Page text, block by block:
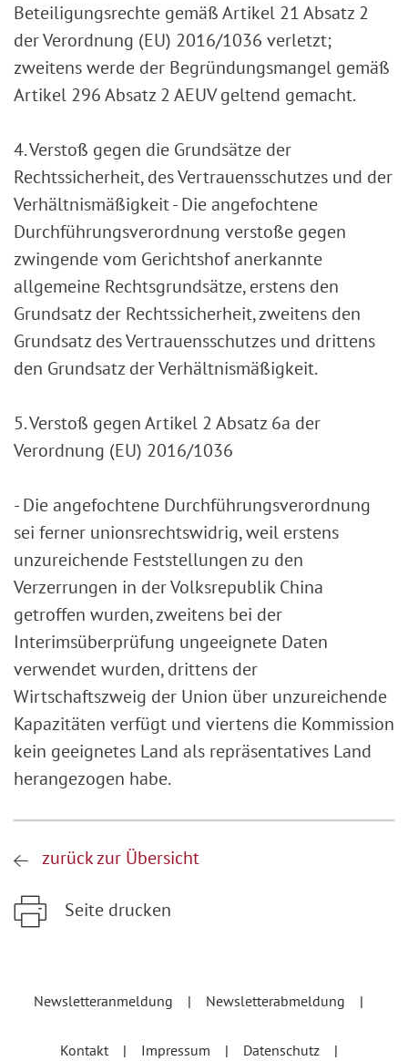
Beteiligungsrechte gemäß Artikel 21 Absatz 2
der Verordnung (EU) 2016/1036 verletzt;
zweitens werde der Begründungsmangel gemäß
Artikel 296 Absatz 2 AEUV geltend gemacht.
4. Verstoß gegen die Grundsätze der
Rechtssicherheit, des Vertrauensschutzes und der
Verhältnismäßigkeit - Die angefochtene
Durchführungsverordnung verstoße gegen
zwingende vom Gerichtshof anerkannte
allgemeine Rechtsgrundsätze, erstens den
Grundsatz der Rechtssicherheit, zweitens den
Grundsatz des Vertrauensschutzes und drittens
den Grundsatz der Verhältnismäßigkeit.
5. Verstoß gegen Artikel 2 Absatz 6a der
Verordnung (EU) 2016/1036
- Die angefochtene Durchführungsverordnung
sei ferner unionsrechtswidrig, weil erstens
unzureichende Feststellungen zu den
Verzerrungen in der Volksrepublik China
getroffen wurden, zweitens bei der
Interimsüberprüfung ungeeignete Daten
verwendet wurden, drittens der
Wirtschaftszweig der Union über unzureichende
Kapazitäten verfügt und viertens die Kommission
kein geeignetes Land als repräsentatives Land
herangezogen habe.
zurück zur Übersicht
Seite drucken
Newsletteranmeldung
Newsletterabmeldung
Kontakt Impressum Datenschutz